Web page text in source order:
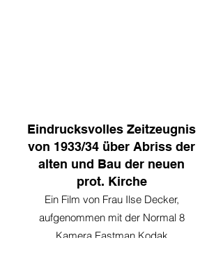
Eindrucksvolles Zeitzeugnis
von 1933/34 über Abriss der
alten und Bau der neuen
prot. Kirche
Ein Film von Frau Ilse Decker,
aufgenommen mit der Normal 8
Kamera Eastman Kodak